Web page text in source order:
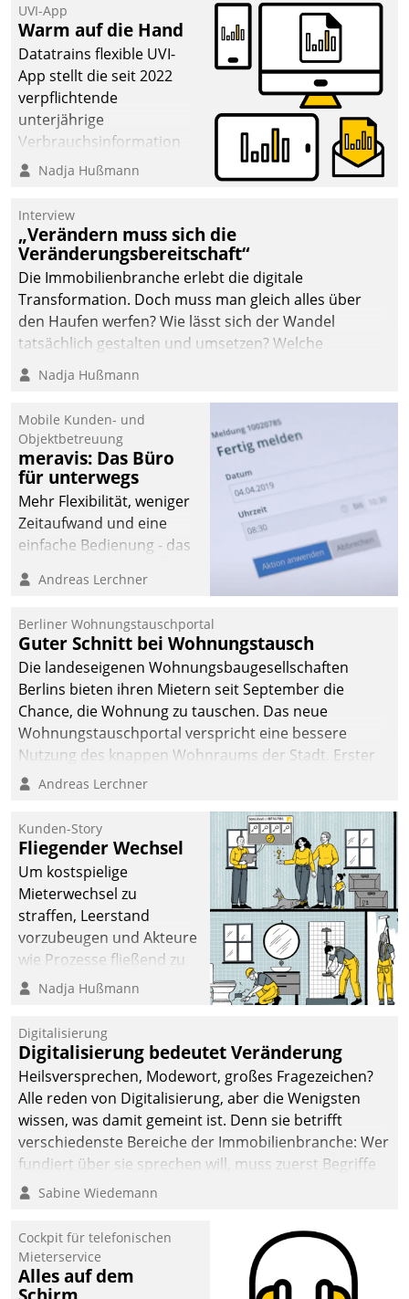
Quartier. Dazwischen
zeigte Datatrain, was es
Neues zu bieten hat.
UVI-App
Warm auf die Hand
Datatrains flexible UVI-
App stellt die seit 2022
verpflichtende
unterjährige
Verbrauchsinformation
schnell, zuverlässig und
Die monatlichen
Mitteilungen zum
Heizungs- und
Wasserverbrauch gehen
automatisiert, vollständig
und auf Wunsch über
mehrere zuvor
Kommunikationswege bei
Nadja Hußmann
Interview
„Verändern muss sich die
Veränderungsbereitschaft“
Die Immobilienbranche erlebt die digitale
Transformation. Doch muss man gleich alles über
den Haufen werfen? Wie lässt sich der Wandel
tatsächlich gestalten und umsetzen? Welche
Argumente zählen wirklich?
Nadja Hußmann
Mobile Kunden- und
Objektbetreuung
meravis: Das Büro
für unterwegs
Mehr Flexibilität, weniger
Zeitaufwand und eine
einfache Bedienung - das
Cockpit für mobile
Datatrain. Die meravis
Wohnungsbau- und
Immobilien GmbH hat
sich dabei für den Betrieb
der Lösung über die SAP
Cloud Platform
entschieden - als erstes
Unternehmen am
Andreas Lerchner
Berliner Wohnungstauschportal
Guter Schnitt bei Wohnungstausch
Die landeseigenen Wohnungsbaugesellschaften
Berlins bieten ihren Mietern seit September die
Chance, die Wohnung zu tauschen. Das neue
Wohnungstauschportal verspricht eine bessere
Nutzung des knappen Wohnraums der Stadt. Erster
Anwendungsfall für Datatrains Lösung API-Hub mit
Unternehmen.
Andreas Lerchner
Kunden-Story
Fliegender Wechsel
Um kostspielige
Mieterwechsel zu
straffen, Leerstand
vorzubeugen und Akteure
wie Prozesse fließend zu
vernetzen, nutzt die
Jahresbeginn eine
Überblick, Einsicht und
Eingriff bietende Lösung.
Zur Entwicklung setzte
man auf
Cloudtechnologie,
bewährte und Startup-
agile Projektmethoden.
Nadja Hußmann
Digitalisierung
Digitalisierung bedeutet Veränderung
Heilsversprechen, Modewort, großes Fragezeichen?
Alle reden von Digitalisierung, aber die Wenigsten
wissen, was damit gemeint ist. Denn sie betrifft
verschiedenste Bereiche der Immobilienbranche: Wer
fundiert über sie sprechen will, muss zuerst Begriffe
klären. Ein Aspekt ist die betriebliche Optimierung:
Einsparungen durch optimierte und automatisierte
Prozesse. Doch man darf nicht zu viel erwarten: Allein
mit der Einführung einer neuen Software ist es nicht
Sabine Wiedemann
Cockpit für telefonischen
Mieterservice
Alles auf dem